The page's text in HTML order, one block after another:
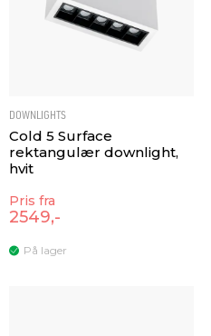
DOWNLIGHTS
Cold 5 Surface
rektangulær downlight,
hvit
Pris fra
2549,-
På lager